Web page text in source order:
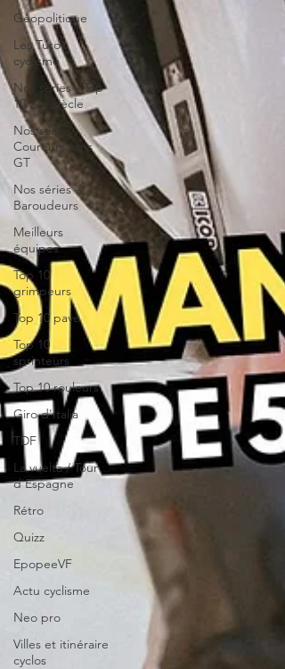
Géopolitique
Les Tuto
cyclisme
Nos séries - Top
10 21e siècle
Nos séries -
Coureurs sans
GT
Nos séries -
Baroudeurs
Meilleurs
équipes
Top 10
grimpeurs
Top 10 pavé
Top 10
sprinteurs
Top 10 rouleurs
Giro d'Italia
TDF
La vuelta / Tour
d'Espagne
Rétro
Quizz
EpopeeVF
Actu cyclisme
Neo pro
Villes et itinéraire
cyclos